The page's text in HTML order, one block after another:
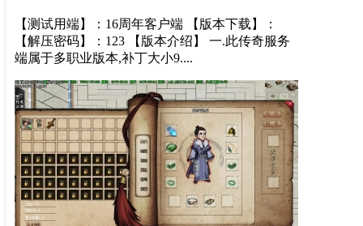
【测试用端】：16周年客户端 【版本下载】：
【解压密码】：123 【版本介绍】 一.此传奇服务
端属于多职业版本,补丁大小9....